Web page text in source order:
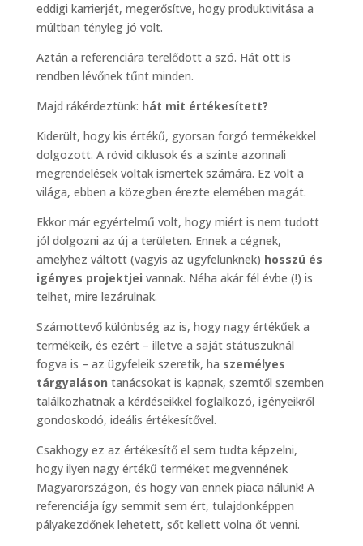
eddigi karrierjét, megerősítve, hogy produktivitása a
múltban tényleg jó volt.
Aztán a referenciára terelődött a szó. Hát ott is
rendben lévőnek tűnt minden.
Majd rákérdeztünk: hát mit értékesített?
Kiderült, hogy kis értékű, gyorsan forgó termékekkel
dolgozott. A rövid ciklusok és a szinte azonnali
megrendelések voltak ismertek számára. Ez volt a
világa, ebben a közegben érezte elemében magát.
Ekkor már egyértelmű volt, hogy miért is nem tudott
jól dolgozni az új a területen. Ennek a cégnek,
amelyhez váltott (vagyis az ügyfelünknek) hosszú és
igényes projektjei vannak. Néha akár fél évbe (!) is
telhet, mire lezárulnak.
Számottevő különbség az is, hogy nagy értékűek a
termékeik, és ezért – illetve a saját státuszuknál
fogva is – az ügyfeleik szeretik, ha személyes
tárgyaláson tanácsokat is kapnak, szemtől szemben
találkozhatnak a kérdéseikkel foglalkozó, igényeikről
gondoskodó, ideális értékesítővel.
Csakhogy ez az értékesítő el sem tudta képzelni,
hogy ilyen nagy értékű terméket megvennének
Magyarországon, és hogy van ennek piaca nálunk! A
referenciája így semmit sem ért, tulajdonképpen
pályakezdőnek lehetett, sőt kellett volna őt venni.